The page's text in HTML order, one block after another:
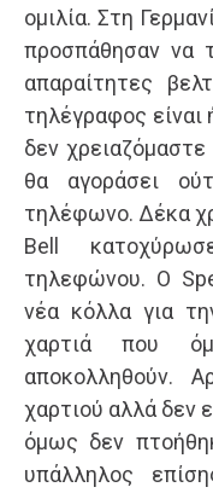
ομιλία. Στη
προσπάθησαν να
απαραίτητες
τηλέγραφος
δεν
θα αγοράσει
τηλέφωνο. Δέκα
Bell
τηλεφώνου. Ο
νέα κόλλα για
χαρτιά που
αποκολληθούν.
χαρτιού αλλά δεν
όμως δεν
υπάλληλος